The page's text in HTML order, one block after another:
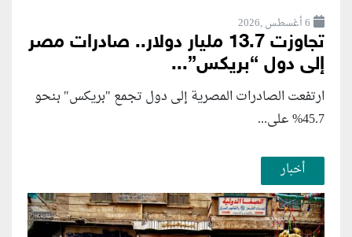
6 أغسطس ,2026
تجاوزت 13.7 مليار دولار.. صادرات مصر
إلى دول “بريكس”...
ارتفعت الصادرات المصرية إلى دول تجمع "بريكس" بنحو
45.7% على...
أخبار